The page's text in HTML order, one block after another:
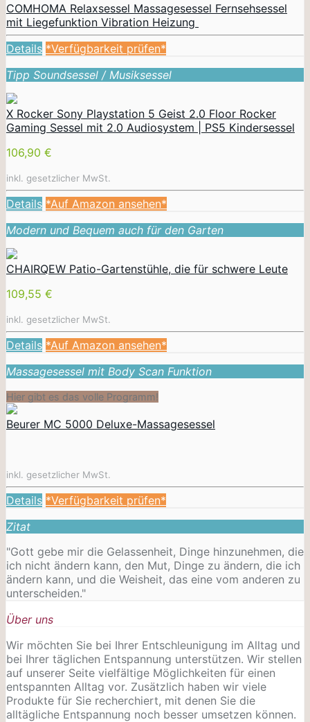
COMHOMA Relaxsessel Massagesessel Fernsehsessel
mit Liegefunktion Vibration Heizung
Details *Verfügbarkeit prüfen*
Tipp Soundsessel / Musiksessel
X Rocker Sony Playstation 5 Geist 2.0 Floor Rocker
Gaming Sessel mit 2.0 Audiosystem | PS5 Kindersessel
106,90 €
inkl. gesetzlicher MwSt.
Details *Auf Amazon ansehen*
Modern und Bequem auch für den Garten
CHAIRQEW Patio-Gartenstühle, die für schwere Leute
109,55 €
inkl. gesetzlicher MwSt.
Details *Auf Amazon ansehen*
Massagesessel mit Body Scan Funktion
Hier gibt es das volle Programm!
Beurer MC 5000 Deluxe-Massagesessel
inkl. gesetzlicher MwSt.
Details *Verfügbarkeit prüfen*
Zitat
"Gott gebe mir die Gelassenheit, Dinge hinzunehmen, die
ich nicht ändern kann, den Mut, Dinge zu ändern, die ich
ändern kann, und die Weisheit, das eine vom anderen zu
unterscheiden."
Über uns
Wir möchten Sie bei Ihrer Entschleunigung im Alltag und
bei Ihrer täglichen Entspannung unterstützen. Wir stellen
auf unserer Seite vielfältige Möglichkeiten für einen
entspannten Alltag vor. Zusätzlich haben wir viele
Produkte für Sie recherchiert, mit denen Sie die
alltägliche Entspannung noch besser umsetzen können.